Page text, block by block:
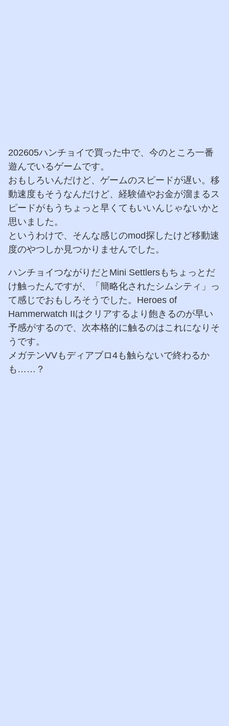
202605ハンチョイで買った中で、今のところ一番
遊んでいるゲームです。
おもしろいんだけど、ゲームのスピードが遅い。移
動速度もそうなんだけど、経験値やお金が溜まるス
ピードがもうちょっと早くてもいいんじゃないかと
思いました。
というわけで、そんな感じのmod探したけど移動速
度のやつしか見つかりませんでした。
ハンチョイつながりだとMini Settlersもちょっとだ
け触ったんですが、「簡略化されたシムシティ」っ
て感じでおもしろそうでした。Heroes of
Hammerwatch IIはクリアするより飽きるのが早い
予感がするので、次本格的に触るのはこれになりそ
うです。
メガテンVVもディアブロ4も触らないで終わるか
も……？